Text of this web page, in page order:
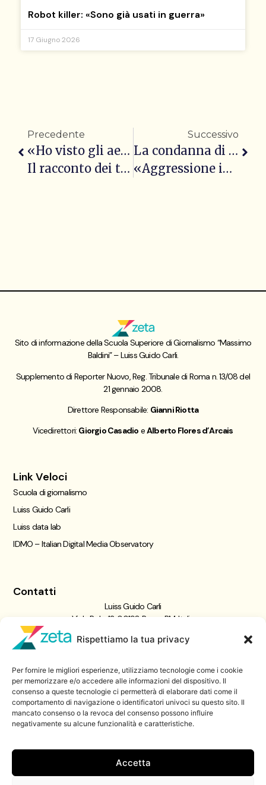
Rispettiamo la tua privacy
Per fornire le migliori esperienze, utilizziamo tecnologie come i cookie
per memorizzare e/o accedere alle informazioni del dispositivo. Il
consenso a queste tecnologie ci permetterà di elaborare dati come il
comportamento di navigazione o identificatori univoci su questo sito. Il
mancato consenso o la revoca del consenso possono influire
negativamente su alcune funzionalità e caratteristiche.
Accetta
Robot killer: «Sono già usati in guerra»
17 Giugno 2026
Precedente
«Ho visto gli aerei nei cieli»
Il racconto dei testimoni
Successivo
La condanna di Cina e Russia
«Aggressione inaccettabile»
Sito di informazione della Scuola Superiore di Giornalismo “Massimo
Baldini” – Luiss Guido Carli.
Supplemento di Reporter Nuovo, Reg. Tribunale di Roma n. 13/08 del
21 gennaio 2008.
Direttore Responsabile: Gianni Riotta
Vicedirettori: Giorgio Casadio eAlberto Flores d’Arcais
Link Veloci
Scuola di giornalismo
Luiss Guido Carli
Luiss data lab
IDMO – Italian Digital Media Observatory
Contatti
Luiss Guido Carli
Viale Pola, 12, 00198 Roma RM, Italia
06 8522 5358
Iscriviti a
Zeta Data Lab
Iscriviti alla nostra newsletter